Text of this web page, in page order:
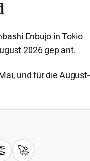
Enbujo in Tokio
2026 geplant.
und für die August-
🚀